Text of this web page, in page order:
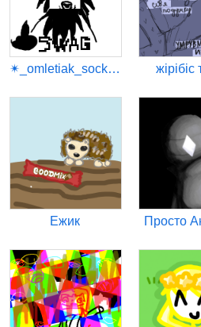
✴_omletiak_sock⋆⁺₊⋆ ⋆ жiрiбiс
Ежик Просто